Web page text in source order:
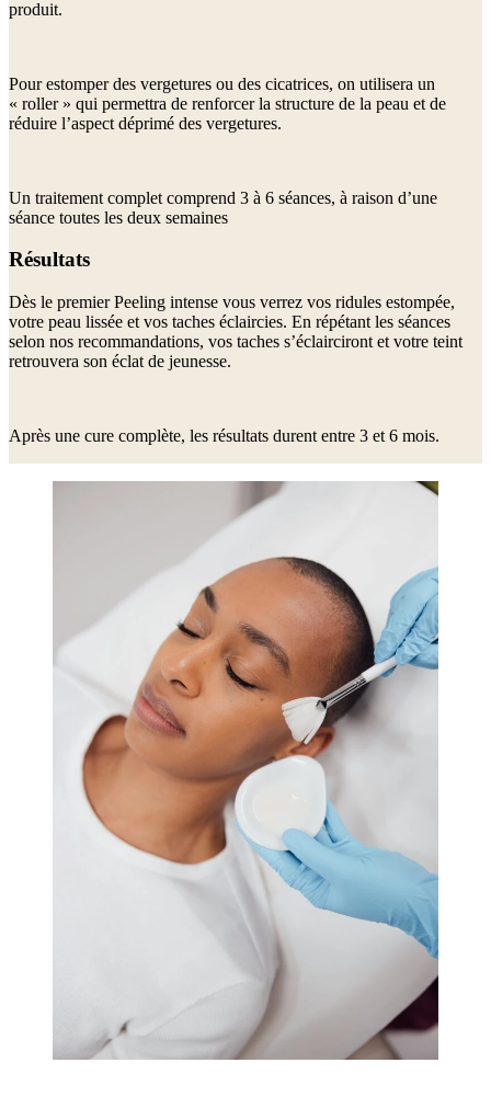
produit.
Pour estomper des vergetures ou des cicatrices, on utilisera un
« roller » qui permettra de renforcer la structure de la peau et de
réduire l’aspect déprimé des vergetures.
Un traitement complet comprend 3 à 6 séances, à raison d’une
séance toutes les deux semaines
Résultats
Dès le premier Peeling intense vous verrez vos ridules estompée,
votre peau lissée et vos taches éclaircies. En répétant les séances
selon nos recommandations, vos taches s’éclairciront et votre teint
retrouvera son éclat de jeunesse.
Après une cure complète, les résultats durent entre 3 et 6 mois.